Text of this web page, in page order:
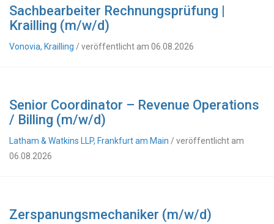
Sachbearbeiter Rechnungsprüfung |
Krailling (m/w/d)
Vonovia, Krailling / veröffentlicht am 06.08.2026
Senior Coordinator – Revenue Operations
/ Billing (m/w/d)
Latham & Watkins LLP, Frankfurt am Main / veröffentlicht am
06.08.2026
Zerspanungsmechaniker (m/w/d)